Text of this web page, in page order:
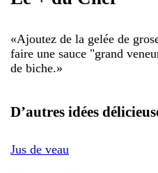
«Ajoutez de la gelée de
faire une sauce "grand
de biche.»
D’autres idées
Jus de veau